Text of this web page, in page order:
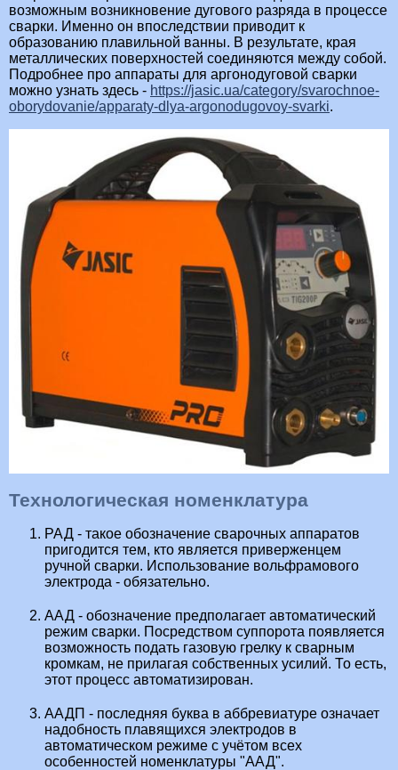
возможным возникновение дугового разряда в процессе
сварки. Именно он впоследствии приводит к
образованию плавильной ванны. В результате, края
металлических поверхностей соединяются между собой.
Подробнее про аппараты для аргонодуговой сварки
можно узнать здесь - https://jasic.ua/category/svarochnoe-
oborydovanie/apparaty-dlya-argonodugovoy-svarki.
Технологическая номенклатура
РАД - такое обозначение сварочных аппаратов
пригодится тем, кто является приверженцем
ручной сварки. Использование вольфрамового
электрода - обязательно.
ААД - обозначение предполагает автоматический
режим сварки. Посредством суппорота появляется
возможность подать газовую грелку к сварным
кромкам, не прилагая собственных усилий. То есть,
этот процесс автоматизирован.
ААДП - последняя буква в аббревиатуре означает
надобность плавящихся электродов в
автоматическом режиме с учётом всех
особенностей номенклатуры "ААД".